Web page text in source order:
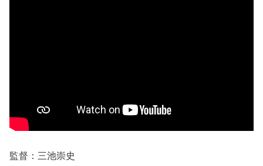
監督：三池崇史